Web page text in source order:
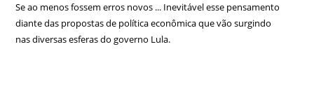
Se ao menos fossem erros novos ... Inevitável esse pensamento
diante das propostas de política econômica que vão surgindo
nas diversas esferas do governo Lula.